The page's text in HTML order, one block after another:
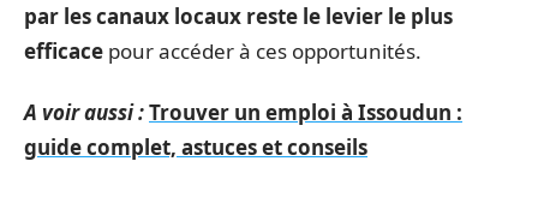
par les canaux locaux reste le levier le plus
efficace pour accéder à ces opportunités.
A voir aussi :Trouver un emploi à Issoudun :
guide complet, astuces et conseils